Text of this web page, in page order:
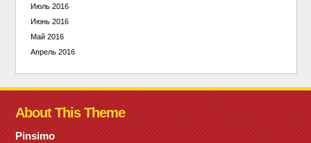
Июль 2016
Июнь 2016
Май 2016
Апрель 2016
About This Theme
Pinsimo